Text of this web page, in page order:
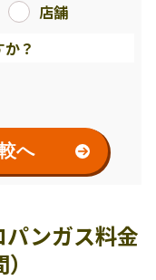
店舗
？
へ
ンガス料金